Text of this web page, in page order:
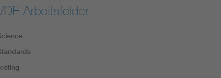
Arbeitsfelder